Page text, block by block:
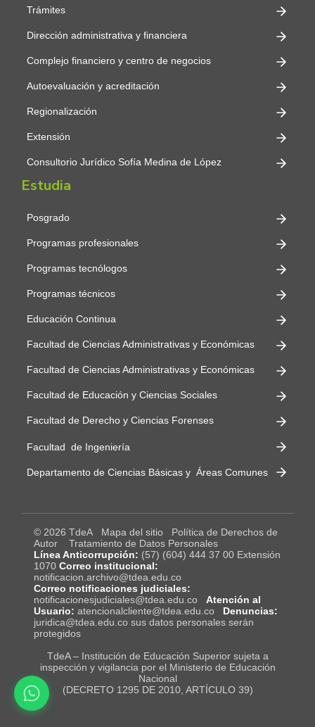
Trámites
Dirección administrativa y financiera
Complejo financiero y centro de negocios
Autoevaluación y acreditación
Regionalización
Extensión
Consultorio Jurídico Sofía Medina de López
Estudia
Posgrado
Programas profesionales
Programas tecnólogos
Programas técnicos
Educación Continua
Facultad de Ciencias Administrativas y Económicas
Facultad de Ciencias Administrativas y Económicas
Facultad de Educación y Ciencias Sociales
Facultad de Derecho y Ciencias Forenses
Facultad de Ingeniería
Departamento de Ciencias Básicas y Áreas Comunes
© 2026 TdeA Mapa del sitio
Política de Derechos de
Autor
Tratamiento de Datos Personales
Línea Anticorrupción: (57) (604) 444 37 00 Extensión
1070 Correo institucional:
notificacion.archivo@tdea.edu.co
Correo notificaciones judiciales:
notificacionesjudiciales@tdea.edu.co
Atención al
Usuario: atencionalcliente@tdea.edu.co
Denuncias:
juridica@tdea.edu.co sus datos personales serán
protegidos
TdeA – Institución de Educación Superior sujeta a
inspección y vigilancia por el Ministerio de Educación
Nacional
(DECRETO 1295 DE 2010, ARTÍCULO 39)